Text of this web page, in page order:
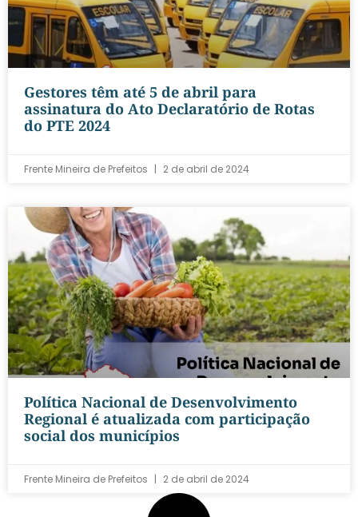
Gestores têm até 5 de abril para
assinatura do Ato Declaratório de Rotas
do PTE 2024
Frente Mineira de Prefeitos 2 de abril de 2024
Política Nacional de Desenvolvimento
Regional é atualizada com participação
social dos municípios
Frente Mineira de Prefeitos 2 de abril de 2024